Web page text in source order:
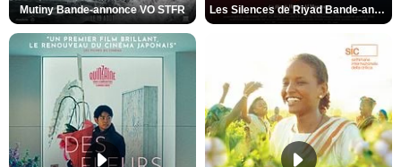
Mutiny Bande-annonce VO STFR Les Silences de Riyad Bande-annonce VO STFR